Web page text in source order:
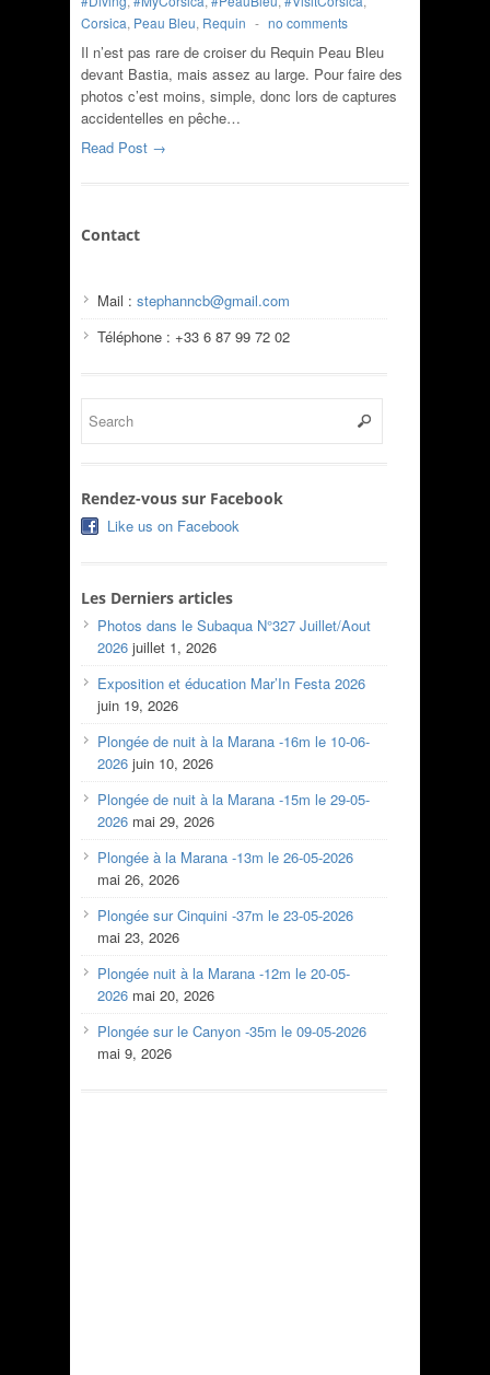
Corsica, Peau Bleu, Requin - no comments
Il n’est pas rare de croiser du Requin Peau Bleu
devant Bastia, mais assez au large. Pour faire des
photos c’est moins, simple, donc lors de captures
accidentelles en pêche…
Read Post →
Contact
Mail : stephanncb@gmail.com
Téléphone : +33 6 87 99 72 02
Rendez-vous sur Facebook
Like us on Facebook
Les Derniers articles
Photos dans le Subaqua N°327 Juillet/Aout
2026 juillet 1, 2026
Exposition et éducation Mar’In Festa 2026
juin 19, 2026
Plongée de nuit à la Marana -16m le 10-06-
2026 juin 10, 2026
Plongée de nuit à la Marana -15m le 29-05-
2026 mai 29, 2026
Plongée à la Marana -13m le 26-05-2026
mai 26, 2026
Plongée sur Cinquini -37m le 23-05-2026
mai 23, 2026
Plongée nuit à la Marana -12m le 20-05-
2026 mai 20, 2026
Plongée sur le Canyon -35m le 09-05-2026
mai 9, 2026